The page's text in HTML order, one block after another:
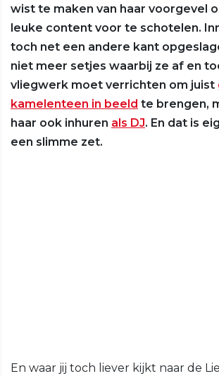
wist te maken van haar voorgevel
leuke content voor te schotelen.
toch net een andere kant
niet meer setjes waarbij ze af en
vliegwerk moet verrichten om juist
kamelenteen in beeld te brengen,
haar ook inhuren als DJ. En dat is
een slimme zet.
En waar jij toch liever kijkt naar de